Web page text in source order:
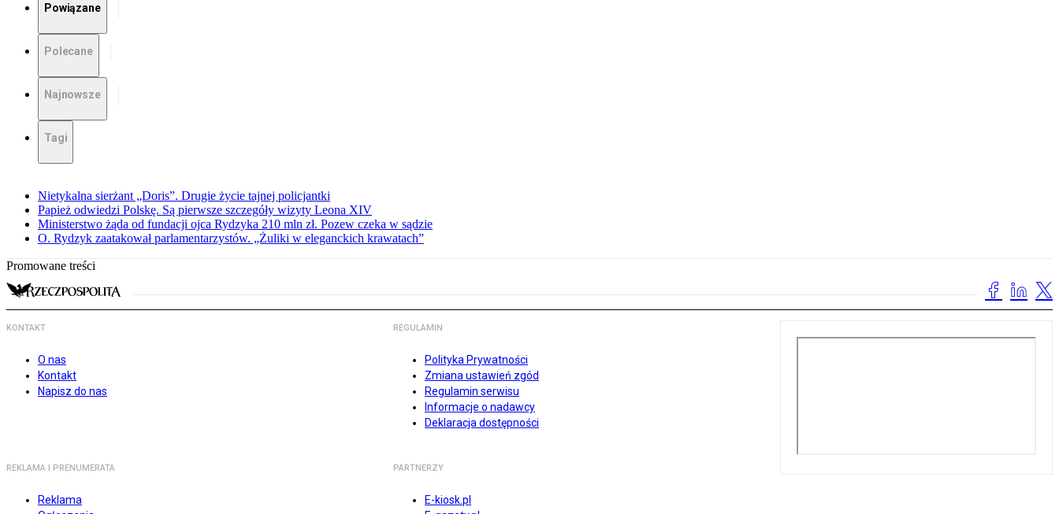
Powiązane
Polecane
Najnowsze
Tagi
Nietykalna sierżant „Doris”. Drugie życie tajnej policjantki
Papież odwiedzi Polskę. Są pierwsze szczegóły wizyty Leona XIV
Ministerstwo żąda od fundacji ojca Rydzyka 210 mln zł. Pozew czeka w sądzie
O. Rydzyk zaatakował parlamentarzystów. „Żuliki w eleganckich krawatach”
Promowane treści
KONTAKT
O nas
Kontakt
Napisz do nas
REGULAMIN
Polityka Prywatności
Zmiana ustawień zgód
Regulamin serwisu
Informacje o nadawcy
Deklaracja dostępności
REKLAMA I PRENUMERATA
Reklama
PARTNERZY
E-kiosk.pl